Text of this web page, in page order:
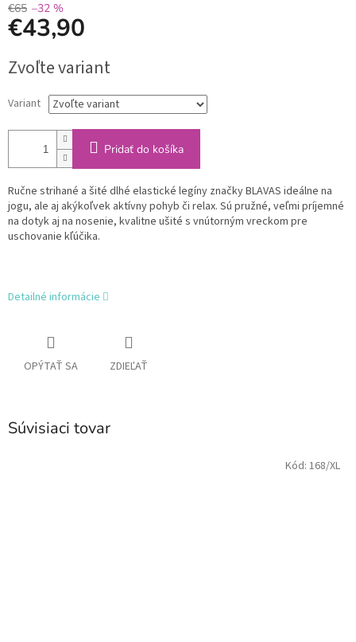
€65 –32 %
€43,90
cena:
Zvoľte variant
Variant
Pridať do košíka
Ručne strihané a šité dlhé elastické legíny značky BLAVAS ideálne na
jogu, ale aj akýkoľvek aktívny pohyb či relax. Sú pružné, veľmi príjemné
na dotyk aj na nosenie, kvalitne ušité s vnútorným vreckom pre
uschovanie kľúčika.
Detailné informácie
OPÝTAŤ SA ZDIEĽAŤ
Súvisiaci tovar
Kód: 168/XL